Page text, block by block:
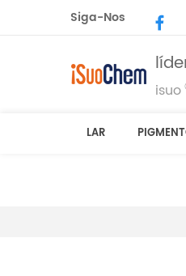
Siga-Nos
isuo
LAR